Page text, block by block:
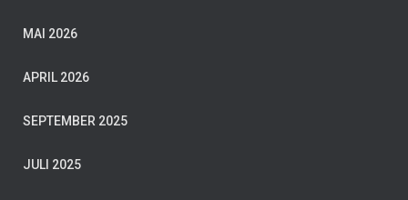
MAI 2026
APRIL 2026
SEPTEMBER 2025
JULI 2025